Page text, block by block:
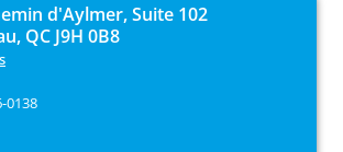
d'Aylmer, Suite 102
QC J9H 0B8
0138